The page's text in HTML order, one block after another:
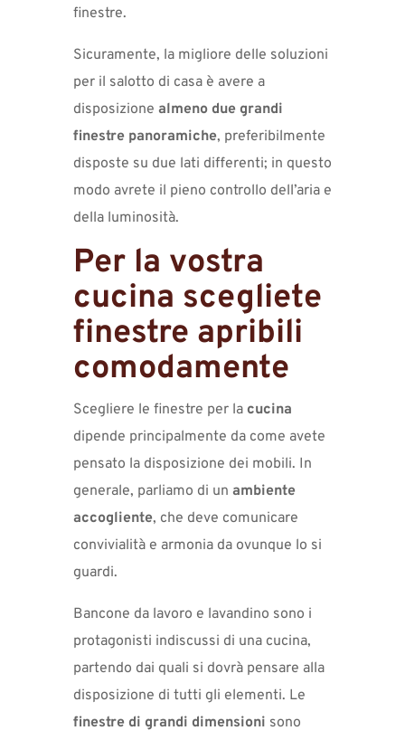
finestre.
Sicuramente, la migliore delle soluzioni
per il salotto di casa è avere a
disposizione almeno due grandi
finestre panoramiche, preferibilmente
disposte su due lati differenti; in questo
modo avrete il pieno controllo dell’aria e
della luminosità.
Per la vostra
cucina scegliete
finestre apribili
comodamente
Scegliere le finestre per la cucina
dipende principalmente da come avete
pensato la disposizione dei mobili. In
generale, parliamo di un ambiente
accogliente, che deve comunicare
convivialità e armonia da ovunque lo si
guardi.
Bancone da lavoro e lavandino sono i
protagonisti indiscussi di una cucina,
partendo dai quali si dovrà pensare alla
disposizione di tutti gli elementi. Le
finestre di grandi dimensioni sono